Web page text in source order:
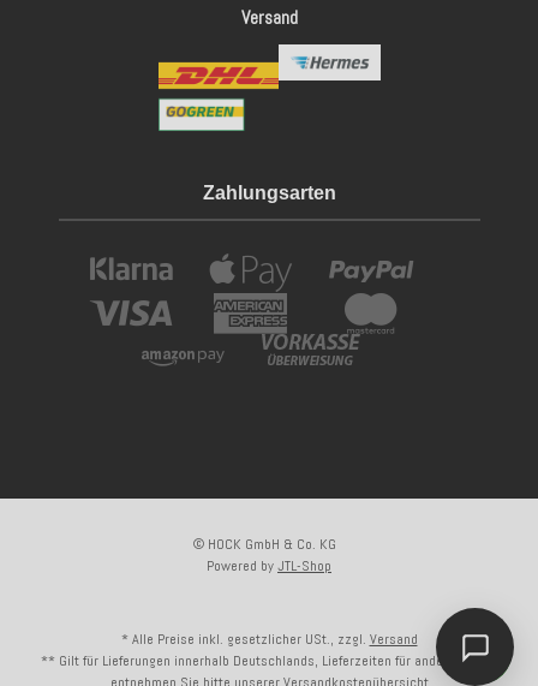
Versand
Zahlungsarten
© HOCK GmbH & Co. KG
Powered byJTL-Shop
* Alle Preise inkl. gesetzlicher USt., zzgl. Versand
** Gilt für Lieferungen innerhalb Deutschlands, Lieferzeiten für andere Länder